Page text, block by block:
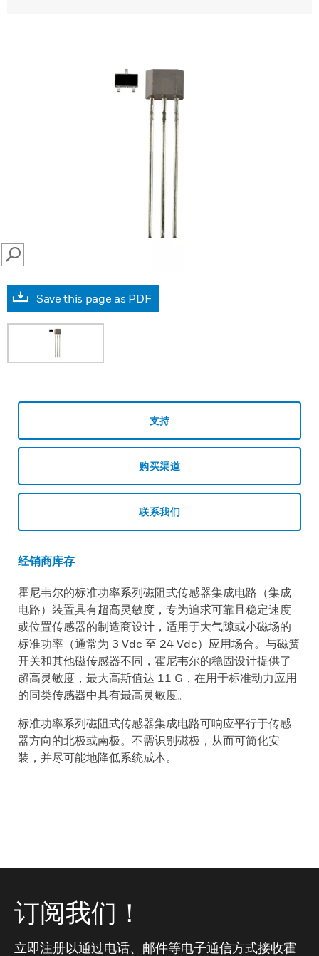
SEARCH
Save this page as PDF
支持
购买渠道
联系我们
经销商库存
霍尼韦尔的标准功率系列磁阻式传感器集成电路（集成
电路）装置具有超高灵敏度，专为追求可靠且稳定速度
或位置传感器的制造商设计，适用于大气隙或小磁场的
标准功率（通常为 3 Vdc 至 24 Vdc）应用场合。与磁簧
开关和其他磁传感器不同，霍尼韦尔的稳固设计提供了
超高灵敏度，最大高斯值达 11 G，在用于标准动力应用
的同类传感器中具有最高灵敏度。
标准功率系列磁阻式传感器集成电路可响应平行于传感
器方向的北极或南极。不需识别磁极，从而可简化安
装，并尽可能地降低系统成本。
订阅我们！
立即注册以通过电话、邮件等电子通信方式接收霍